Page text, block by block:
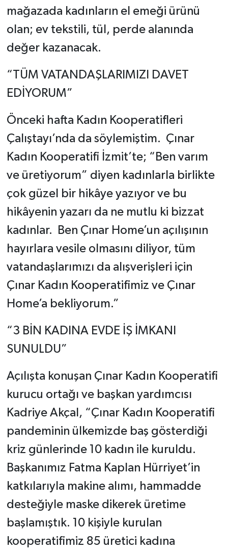
mağazada kadınların el emeği ürünü
olan; ev tekstili, tül, perde alanında
değer kazanacak.
“TÜM VATANDAŞLARIMIZI DAVET
EDİYORUM”
Önceki hafta Kadın Kooperatifleri
Çalıştayı’nda da söylemiştim. Çınar
Kadın Kooperatifi İzmit’te; “Ben varım
ve üretiyorum” diyen kadınlarla birlikte
çok güzel bir hikâye yazıyor ve bu
hikâyenin yazarı da ne mutlu ki bizzat
kadınlar. Ben Çınar Home’un açılışının
hayırlara vesile olmasını diliyor, tüm
vatandaşlarımızı da alışverişleri için
Çınar Kadın Kooperatifimiz ve Çınar
Home’a bekliyorum.”
“3 BİN KADINA EVDE İŞ İMKANI
SUNULDU”
Açılışta konuşan Çınar Kadın Kooperatifi
kurucu ortağı ve başkan yardımcısı
Kadriye Akçal, “Çınar Kadın Kooperatifi
pandeminin ülkemizde baş gösterdiği
kriz günlerinde 10 kadın ile kuruldu.
Başkanımız Fatma Kaplan Hürriyet’in
katkılarıyla makine alımı, hammadde
desteğiyle maske dikerek üretime
başlamıştık. 10 kişiyle kurulan
kooperatifimiz 85 üretici kadına